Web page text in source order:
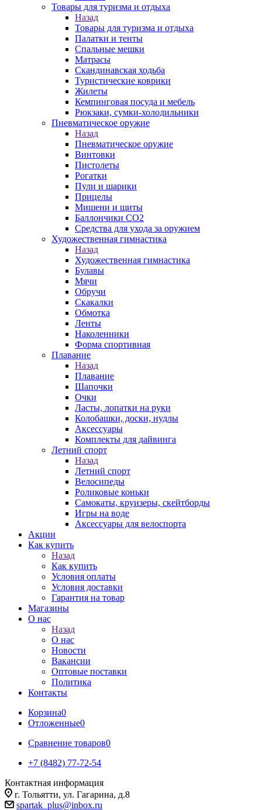
Товары для туризма и отдыха
Назад
Товары для туризма и отдыха
Палатки и тенты
Спальные мешки
Матрасы
Скандинавская ходьба
Туристические коврики
Жилеты
Кемпинговая посуда и мебель
Рюкзаки, сумки-холодильники
Пневматическое оружие
Назад
Пневматическое оружие
Винтовки
Пистолеты
Рогатки
Пули и шарики
Прицелы
Мишени и щиты
Баллончики CO2
Средства для ухода за оружием
Художественная гимнастика
Назад
Художественная гимнастика
Булавы
Мячи
Обручи
Скакалки
Обмотка
Ленты
Наколенники
Форма спортивная
Плавание
Назад
Плавание
Шапочки
Очки
Ласты, лопатки на руки
Колобашки, доски, нудлы
Аксессуары
Комплекты для дайвинга
Летний спорт
Назад
Летний спорт
Велосипеды
Роликовые коньки
Самокаты, круизеры, скейтборды
Игры на воде
Аксессуары для велоспорта
Акции
Как купить
Назад
Как купить
Условия оплаты
Условия доставки
Гарантия на товар
Магазины
О нас
Назад
О нас
Новости
Вакансии
Оптовые поставки
Политика
Контакты
Корзина0
Отложенные0
Сравнение товаров0
+7 (8482) 77-72-54
Контактная информация
г. Тольятти, ул. Гагарина, д.8
spartak_plus@inbox.ru